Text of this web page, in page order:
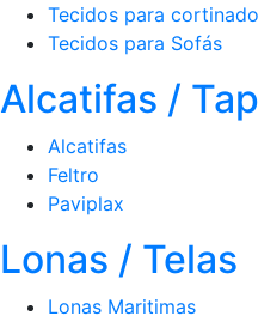
Tecidos para
Tecidos para Sofás
Alcatifas /
Alcatifas
Feltro
Paviplax
Lonas / Telas
Lonas Maritimas